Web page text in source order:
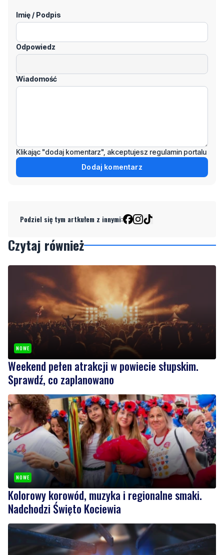
Odpowiedz
Wiadomość
Czytaj również
Weekend pełen atrakcji w powiecie słupskim.
Sprawdź, co zaplanowano
NOWE
Kolorowy korowód, muzyka i regionalne smaki.
Nadchodzi Święto Kociewia